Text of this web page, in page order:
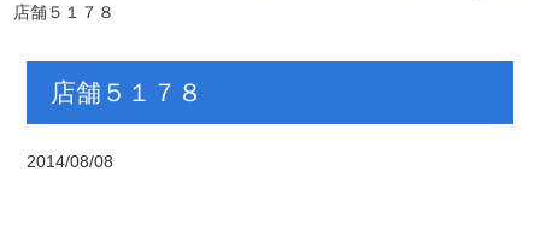
店舗５１７８
店舗５１７８
2014/08/08